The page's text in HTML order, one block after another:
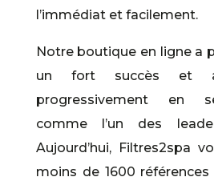
l’immédiat et facilement.
Notre boutique en ligne a
un fort succès et
progressivement en
comme l’un des
Aujourd’hui, Filtres2spa
moins de 1600